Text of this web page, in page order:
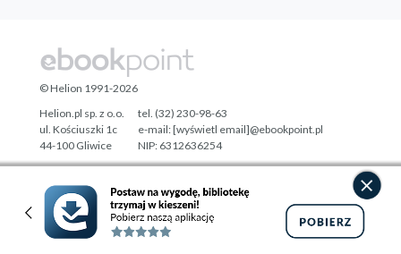
Designed with ♥ byTonik.pl
© Helion 1991-2026
Helion.pl sp. z o.o.
ul. Kościuszki 1c
44-100 Gliwice
tel. (32) 230-98-63
e-mail:[wyświetl email]@ebookpoint.pl
NIP: 6312636254
Regon: 241989027
Pełna wersja strony »